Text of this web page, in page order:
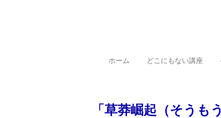
ホーム どこにもない講座
「草莽崛起（そう